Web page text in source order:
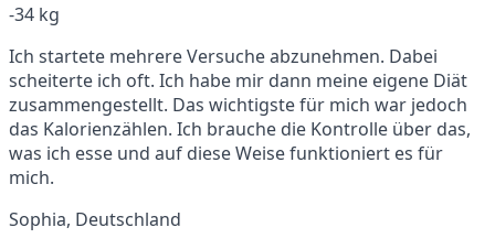
-34 kg
Ich startete mehrere Versuche abzunehmen. Dabei
scheiterte ich oft. Ich habe mir dann meine eigene Diät
zusammengestellt. Das wichtigste für mich war jedoch
das Kalorienzählen. Ich brauche die Kontrolle über das,
was ich esse und auf diese Weise funktioniert es für
mich.
Sophia, Deutschland